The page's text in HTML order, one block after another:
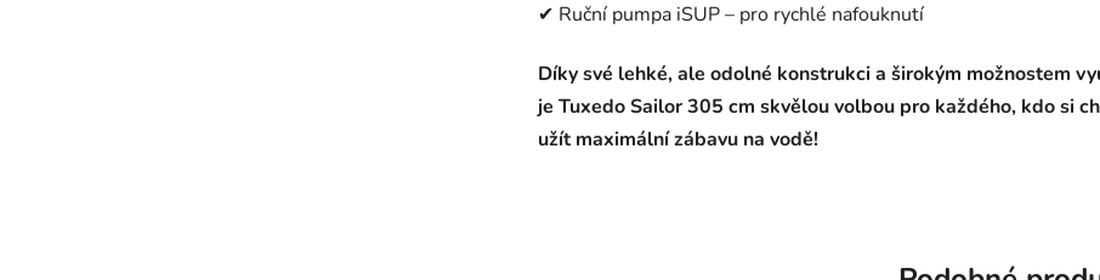
✔ Ruční pumpa iSUP – pro rychlé nafouknutí
Díky své lehké, ale odolné konstrukci a širokým možnostem
je Tuxedo Sailor 305 cm skvělou volbou pro každého, kdo si
užít maximální zábavu na vodě!